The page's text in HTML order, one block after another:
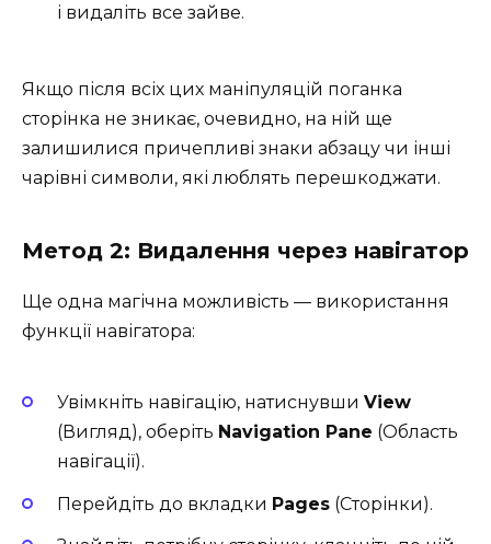
і видаліть все зайве.
Якщо після всіх цих маніпуляцій поганка
сторінка не зникає, очевидно, на ній ще
залишилися причепливі знаки абзацу чи інші
чарівні символи, які люблять перешкоджати.
Метод 2: Видалення через навігатор
Ще одна магічна можливість — використання
функції навігатора:
Увімкніть навігацію, натиснувши View
(Вигляд), оберіть Navigation Pane (Область
навігації).
Перейдіть до вкладки Pages (Сторінки).